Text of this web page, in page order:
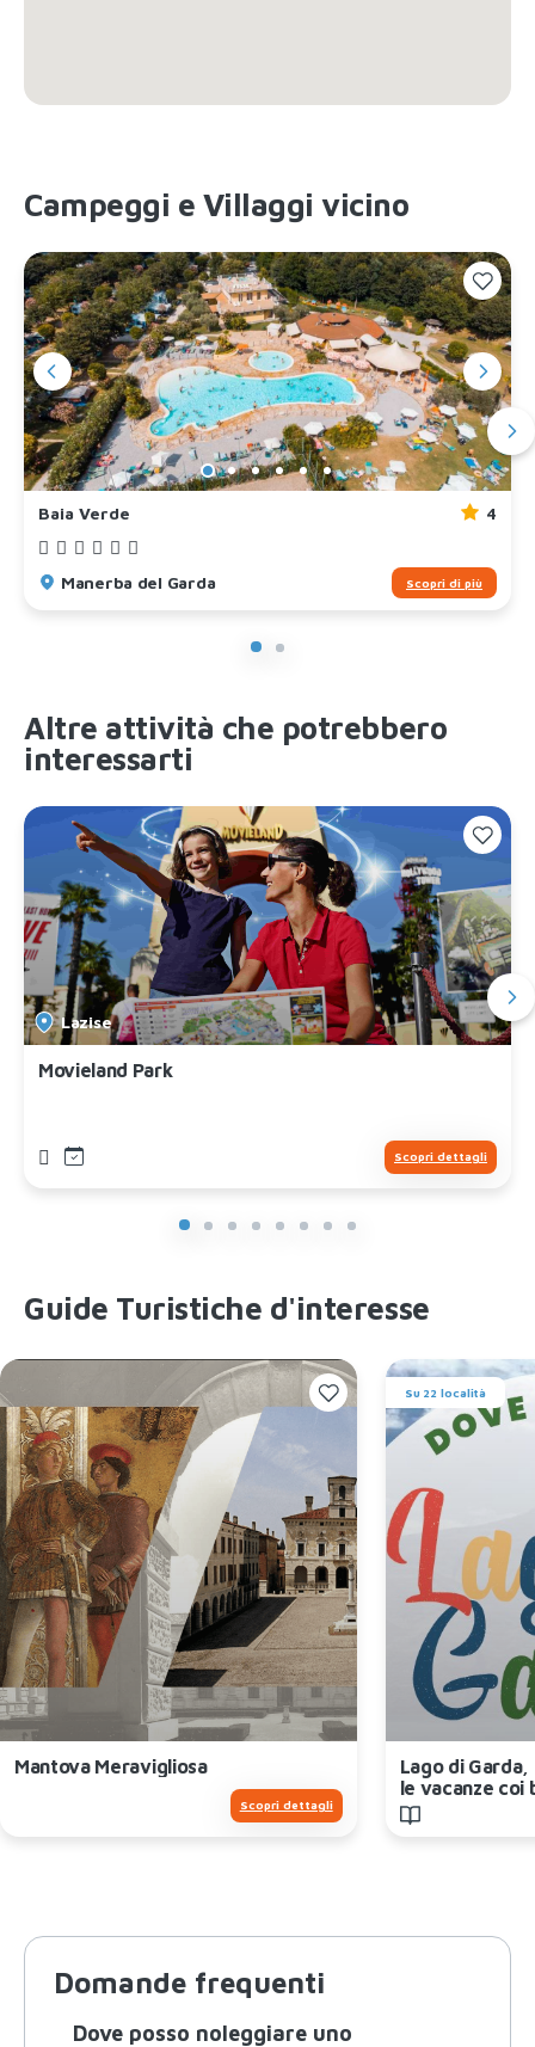
Campeggi e Villaggi vicino
Baia Verde 4
Manerba del Garda Scopri di più
Altre attività che potrebbero
interessarti
Lazise
Movieland Park
Scopri dettagli
Guide Turistiche d'interesse
Mantova Meravigliosa
Scopri dettagli
Su 22 località
Lago di
le vacanze coi
Domande frequenti
Dove posso noleggiare uno